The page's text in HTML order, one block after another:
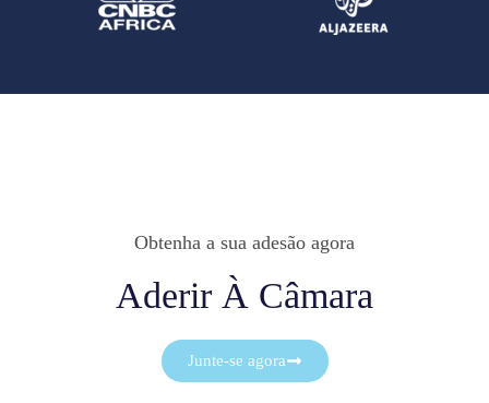
Obtenha a sua adesão agora
Aderir À Câmara
Junte-se agora